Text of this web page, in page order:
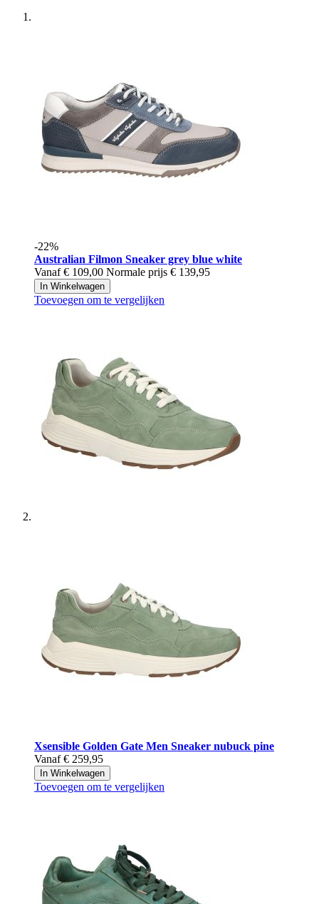
-22%
Australian Filmon Sneaker grey blue white
Vanaf € 109,00 Normale prijs € 139,95
In Winkelwagen
Toevoegen om te vergelijken
Xsensible Golden Gate Men Sneaker nubuck pine
Vanaf € 259,95
In Winkelwagen
Toevoegen om te vergelijken